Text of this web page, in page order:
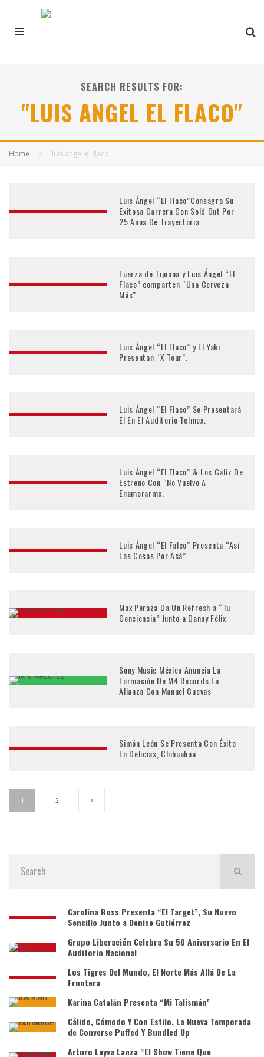
SEARCH RESULTS FOR:
"LUIS ANGEL EL FLACO"
Home luis angel el flaco
Luis Ángel “El Flaco”Consagra Su
Exitosa Carrera Con Sold Out Por
25 Años De Trayectoria.
Fuerza de Tijuana y Luis Ángel “El
Flaco” comparten “Una Cerveza
Más”
Luis Ángel “El Flaco” y El Yaki
Presentan “X Tour”.
Luis Ángel “El Flaco” Se Presentará
El En El Auditorio Telmex.
Luis Ángel “El Flaco” & Los Caliz De
Estreno Con “No Vuelvo A
Enamorarme.
Luis Ángel “El Falco” Presenta “Así
Las Cosas Por Acá”
Max Peraza Da Un Refresh a “Tu
Conciencia” Junto a Danny Félix
Sony Music México Anuncia La
Formación De M4 Récords En
Alianza Con Manuel Cuevas
Simón León Se Presenta Con Éxito
En Delicias, Chihuahua.
1 2
Carolina Ross Presenta “El Target”, Su Nuevo
Sencillo Junto a Denise Gutiérrez
Grupo Liberación Celebra Su 50 Aniversario En El
Auditorio Nacional
Los Tigres Del Mundo, El Norte Más Allá De La
Frontera
Karina Catalán Presenta “Mi Talismán”
Cálido, Cómodo Y Con Estilo, La Nueva Temporada
de Converse Puffed Y Bundled Up
Arturo Leyva Lanza “El Show Tiene Que